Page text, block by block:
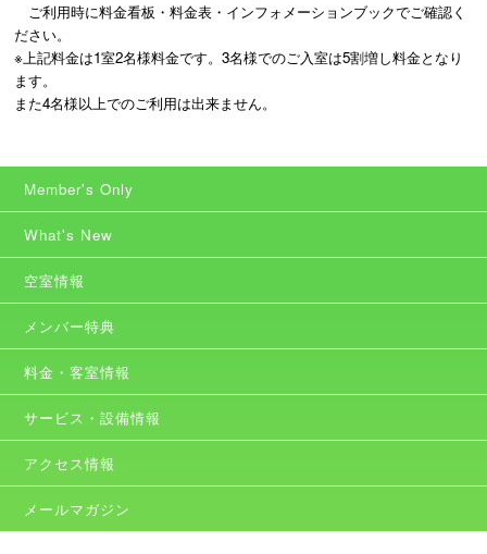
ご利用時に料金看板・料金表・インフォメーションブックでご確認く
ださい。
※上記料金は1室2名様料金です。3名様でのご入室は5割増し料金となり
ます。
また4名様以上でのご利用は出来ません。
Member's Only
What's New
空室情報
メンバー特典
料金・客室情報
サービス・設備情報
アクセス情報
メールマガジン